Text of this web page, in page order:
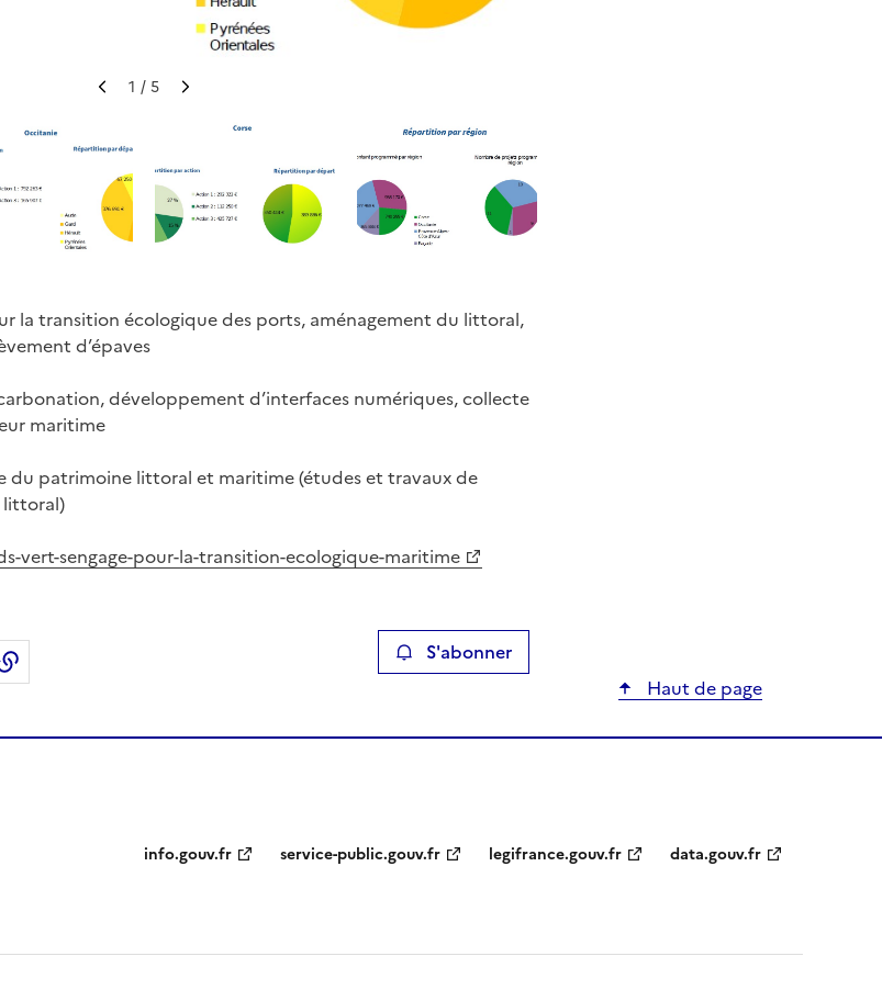
a
e
p
d
e
e
1 / 5
g
e
n
la transition écologique des ports, aménagement du littoral,
d’épaves
développement d’interfaces numériques, collecte
maritime
du patrimoine littoral et maritime (études et travaux de
vert-sengage-pour-la-transition-ecologique-maritime
LinkedInpar email
Copier le lien de la page dans le presse-papier S'abonner
Haut de page
info.gouv.fr service-public.gouv.fr legifrance.gouv.fr data.gouv.fr